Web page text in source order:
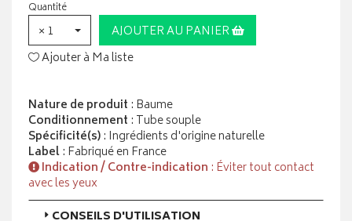
Quantité
× 1
AJOUTER AU PANIER
Ajouter à Ma liste
Nature de produit : Baume
Conditionnement : Tube souple
Spécificité(s): Ingrédients d'origine naturelle
Label: Fabriqué en France
Indication / Contre-indication : Éviter tout contact
avec les yeux
CONSEILS D'UTILISATION